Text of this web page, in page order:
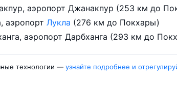
Джанакпур, аэропорт Джанакпур
аэропортЛукла (276 км до Покхары)
Дарбханга, аэропорт Дарбханга (293
технологии — узнайте подробнее и